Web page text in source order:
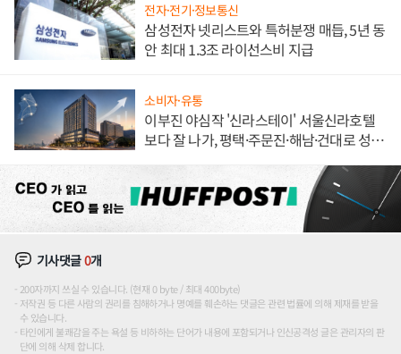
전자·전기·정보통신
삼성전자 넷리스트와 특허분쟁 매듭, 5년 동
안 최대 1.3조 라이선스비 지급
소비자·유통
이부진 야심작 '신라스테이' 서울신라호텔
보다 잘 나가, 평택·주문진·해남·건대로 성
기사댓글0개
200자까지 쓰실 수 있습니다. (현재 0 byte / 최대 400byte)
저작권 등 다른 사람의 권리를 침해하거나 명예를 훼손하는 댓글은 관련 법률에 의해 제재를 받을
수 있습니다.
타인에게 불쾌감을 주는 욕설 등 비하하는 단어가 내용에 포함되거나 인신공격성 글은 관리자의 판
단에 의해 삭제 합니다.